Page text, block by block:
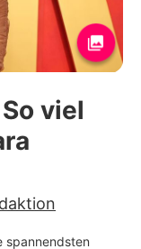
viel
spannendsten